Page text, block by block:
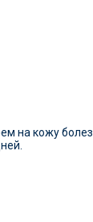
на кожу